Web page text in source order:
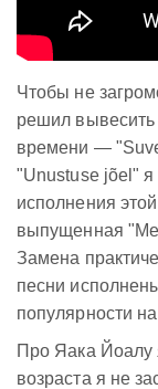
Чтобы не
решил
времени —
"Unustuse jõel" я
исполнения
выпущенная
Замена
песни
популярности
Про Яака Йоалу
возраста я не